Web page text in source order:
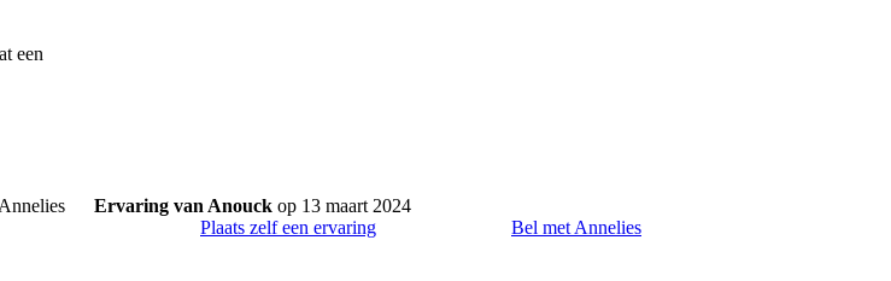
een
Ervaring van Anouck op 13 maart 2024
Plaats zelf een ervaring
Bel met Annelies